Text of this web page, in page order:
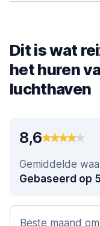
Dit is wat
het huren
luchthaven
8,6
Gemiddelde
Gebaseerd op
Beste maand